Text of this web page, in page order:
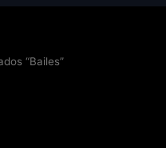
“Bailes”